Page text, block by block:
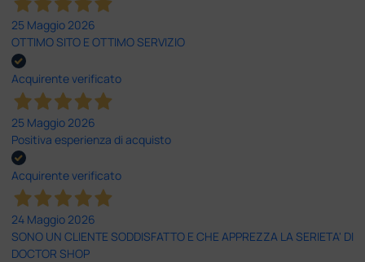
25 Maggio 2026
OTTIMO SITO E OTTIMO SERVIZIO
Acquirente verificato
25 Maggio 2026
Positiva esperienza di acquisto
Acquirente verificato
24 Maggio 2026
SONO UN CLIENTE SODDISFATTO E CHE APPREZZA LA SERIETA' DI
DOCTOR SHOP